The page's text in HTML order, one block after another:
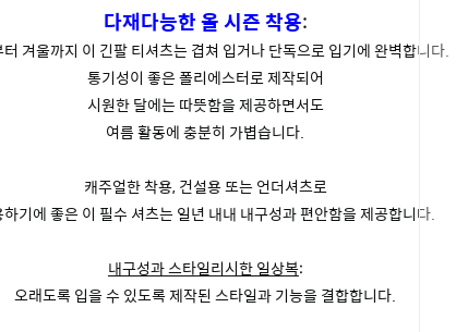
다재다능한 올 시즌 착용:
겨울까지 이 긴팔 티셔츠는 겹쳐 입거나 단독으로 입기에 완벽합니다.
통기성이 좋은 폴리에스터로 제작되어
시원한 달에는 따뜻함을 제공하면서도
여름 활동에 충분히 가볍습니다.
캐주얼한 착용, 건설용 또는 언더셔츠로
기에 좋은 이 필수 셔츠는 일년 내내 내구성과 편안함을 제공합니다.
내구성과 스타일리시한 일상복:
오래도록 입을 수 있도록 제작된 스타일과 기능을 결합합니다.